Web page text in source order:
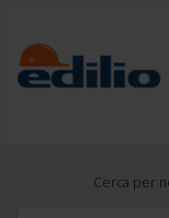
Cerca per